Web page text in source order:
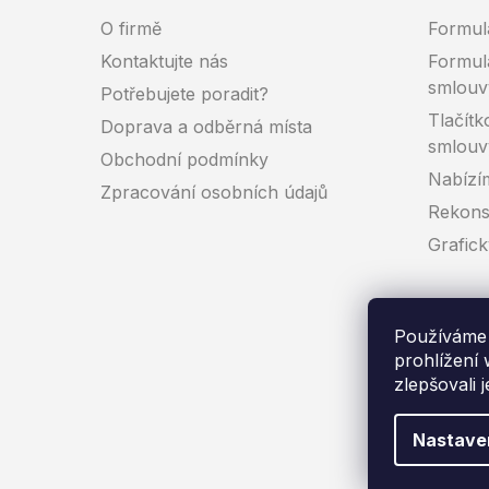
prohlížení
zlepšovali
O firmě
Kontaktujte nás
Potřebujete poradit?
Doprava a odběrná místa
Obchodní podmínky
Zpracování osobních údajů